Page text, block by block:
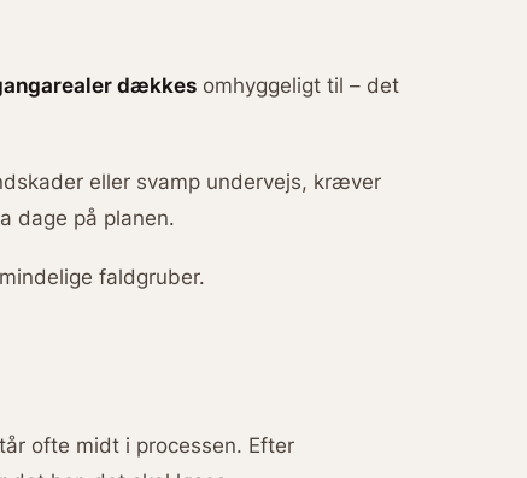
dækkes omhyggeligt til – det
eller svamp undervejs, kræver
dage på planen.
faldgruber.
ofte midt i processen. Efter